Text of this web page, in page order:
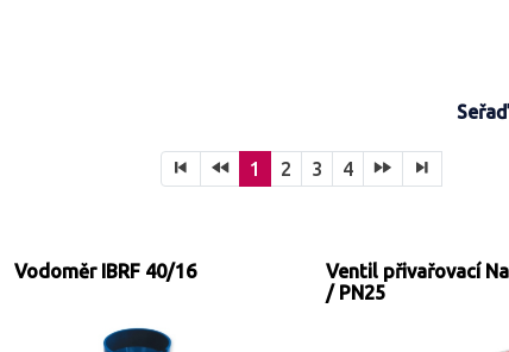
1 2 3 4
Vodoměr IBRF 40/16
Ventil přivařovací
/ PN25